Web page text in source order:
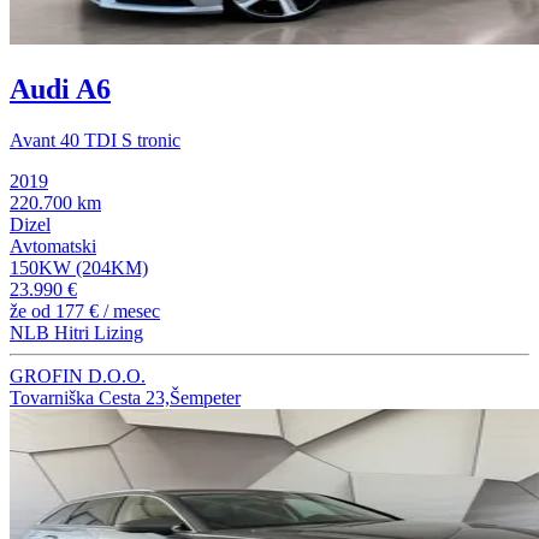
Audi A6
Avant 40 TDI S tronic
2019
220.700 km
Dizel
Avtomatski
150KW (204KM)
23.990 €
že od 177 € / mesec
NLB Hitri Lizing
GROFIN D.O.O.
Tovarniška Cesta 23,Šempeter